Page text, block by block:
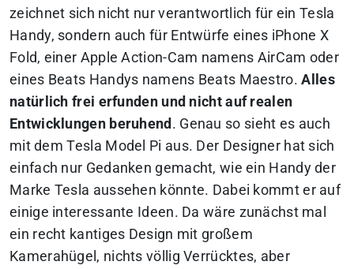
zeichnet sich nicht nur verantwortlich für ein Tesla
Handy, sondern auch für Entwürfe eines iPhone X
Fold, einer Apple Action-Cam namens AirCam oder
eines Beats Handys namens Beats Maestro.Alles
natürlich frei erfunden und nicht auf realen
Entwicklungen beruhend . Genau so sieht es auch
mit dem Tesla Model Pi aus. Der Designer hat sich
einfach nur Gedanken gemacht, wie ein Handy der
Marke Tesla aussehen könnte. Dabei kommt er auf
einige interessante Ideen. Da wäre zunächst mal
ein recht kantiges Design mit großem
Kamerahügel, nichts völlig Verrücktes, aber